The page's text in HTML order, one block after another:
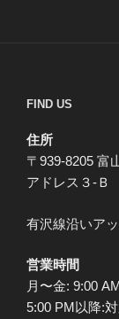
FIND US
住所
〒939-8205 富
アドレス３-Ｂ
有沢線沿いア
営業時間
月〜金: 9:00
5:00 PM以降: